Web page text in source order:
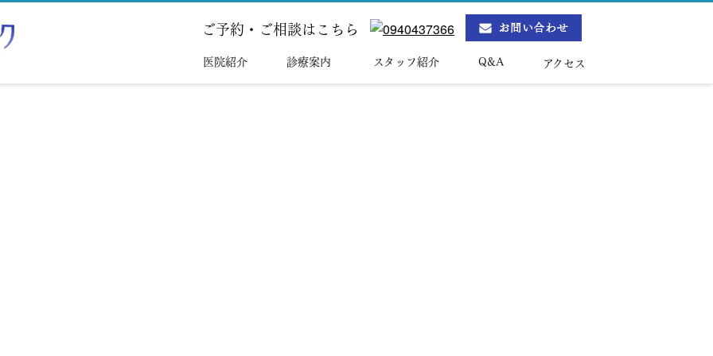
ご予約・ご相談はこちら
医院紹介 診療案内 スタッフ紹介 Q&A アクセス